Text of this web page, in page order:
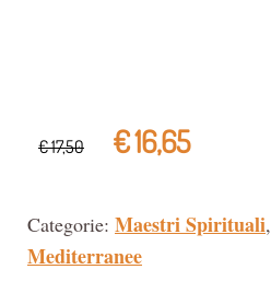
€ 17,50 € 16,65
Categorie: Maestri Spirituali,
Mediterranee